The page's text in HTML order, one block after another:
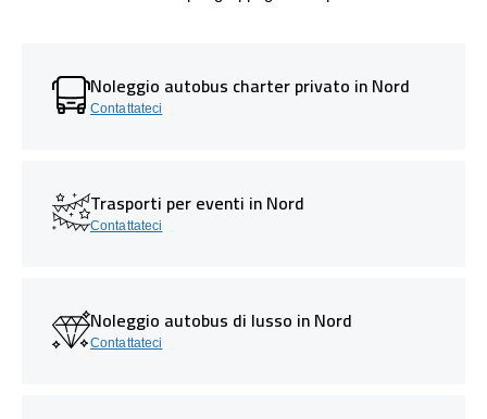
Noleggio autobus charter privato in Nord
Contattateci
Trasporti per eventi in Nord
Contattateci
Noleggio autobus di lusso in Nord
Contattateci